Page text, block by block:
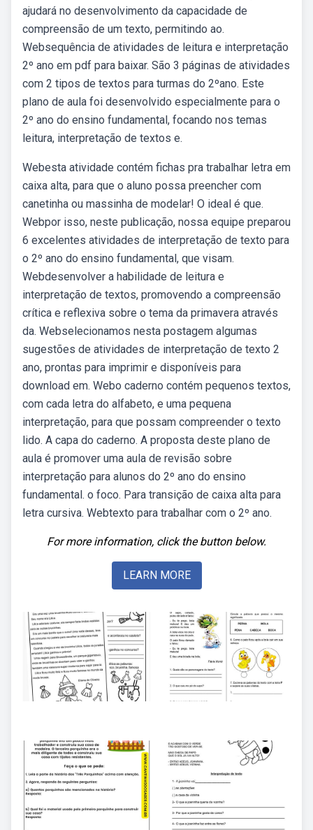
ajudará no desenvolvimento da capacidade de
compreensão de um texto, permitindo ao.
Websequência de atividades de leitura e interpretação
2º ano em pdf para baixar. São 3 páginas de atividades
com 2 tipos de textos para turmas do 2ºano. Este
plano de aula foi desenvolvido especialmente para o
2º ano do ensino fundamental, focando nos temas
leitura, interpretação de textos e.
Webesta atividade contém fichas pra trabalhar letra em
caixa alta, para que o aluno possa preencher com
canetinha ou massinha de modelar! O ideal é que.
Webpor isso, neste publicação, nossa equipe preparou
6 excelentes atividades de interpretação de texto para
o 2º ano do ensino fundamental, que visam.
Webdesenvolver a habilidade de leitura e
interpretação de textos, promovendo a compreensão
crítica e reflexiva sobre o tema da primavera através
da. Webselecionamos nesta postagem algumas
sugestões de atividades de interpretação de texto 2
ano, prontas para imprimir e disponíveis para
download em. Webo caderno contém pequenos textos,
com cada letra do alfabeto, e uma pequena
interpretação, para que possam compreender o texto
lido. A capa do caderno. A proposta deste plano de
aula é promover uma aula de revisão sobre
interpretação para alunos do 2º ano do ensino
fundamental. o foco. Para transição de caixa alta para
letra cursiva. Webtexto para trabalhar com o 2º ano.
For more information, click the button below.
LEARN MORE